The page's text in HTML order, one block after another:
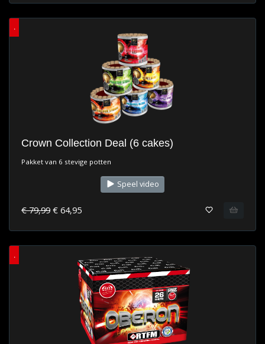
.
Crown Collection Deal (6 cakes)
Pakket van 6 stevige potten
Speel video
€ 79,99 € 64,95
.